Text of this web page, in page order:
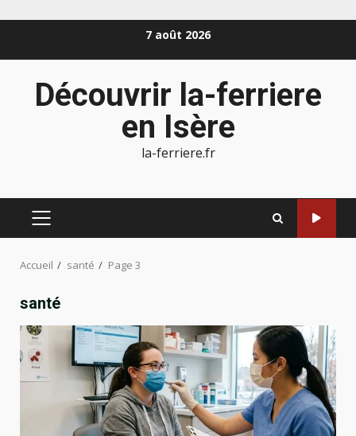
7 août 2026
Découvrir la-ferriere
en Isère
la-ferriere.fr
MENU
Accueil santé Page 3
santé